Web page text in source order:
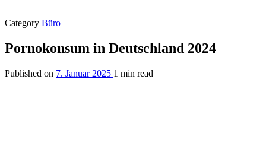
Category Büro
Pornokonsum in Deutschland 2024
Published on 7. Januar 2025 1 min read